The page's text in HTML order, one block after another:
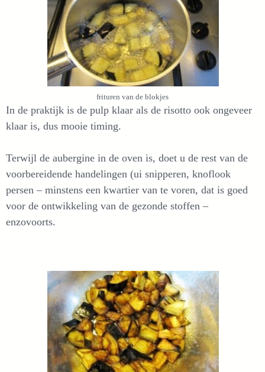
frituren van de blokjes
In de praktijk is de pulp klaar als de risotto ook ongeveer
klaar is, dus mooie timing.
Terwijl de aubergine in de oven is, doet u de rest van de
voorbereidende handelingen (ui snipperen, knoflook
persen – minstens een kwartier van te voren, dat is goed
voor de ontwikkeling van de gezonde stoffen –
enzovoorts.